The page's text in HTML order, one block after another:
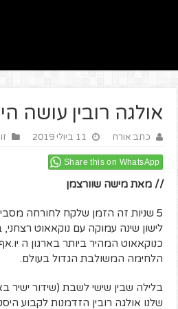
אולגה רובין עושה
כתב אורח 11 ביולי 2019
Share this on WhatsApp
// מאת מישה שוורצמן
5 שניות זה הזמן שלקח לחורחה
לישון שינה עמוקה עם נוקאאוט
כנוקאאוט המהיר ביותר בארגון ה
הלחימה המשולבת הגדול בעולם.
בלילה שבין שישי לשבת (שידור ישיר
שלנו אולגה רובין הזדמנות לקבוע